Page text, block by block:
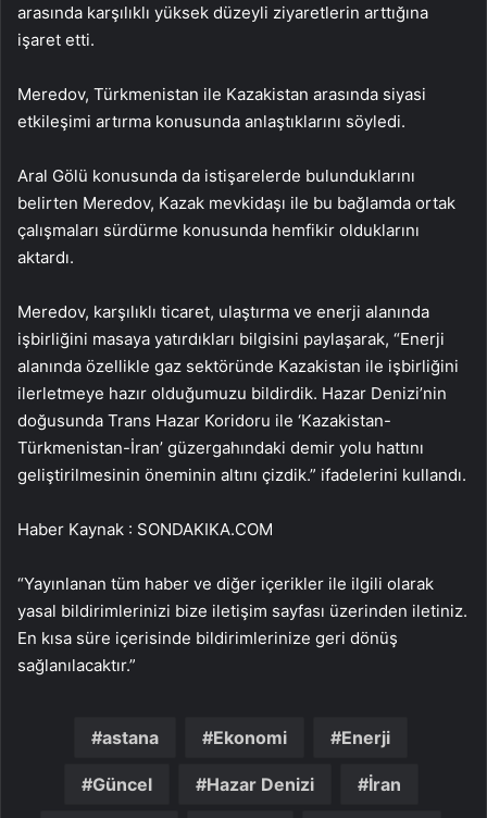
arasında karşılıklı yüksek düzeyli ziyaretlerin arttığına
işaret etti.
Meredov, Türkmenistan ile Kazakistan arasında siyasi
etkileşimi artırma konusunda anlaştıklarını söyledi.
Aral Gölü konusunda da istişarelerde bulunduklarını
belirten Meredov, Kazak mevkidaşı ile bu bağlamda ortak
çalışmaları sürdürme konusunda hemfikir olduklarını
aktardı.
Meredov, karşılıklı ticaret, ulaştırma ve enerji alanında
işbirliğini masaya yatırdıkları bilgisini paylaşarak, “Enerji
alanında özellikle gaz sektöründe Kazakistan ile işbirliğini
ilerletmeye hazır olduğumuzu bildirdik. Hazar Denizi’nin
doğusunda Trans Hazar Koridoru ile ‘Kazakistan-
Türkmenistan-İran’ güzergahındaki demir yolu hattını
geliştirilmesinin öneminin altını çizdik.” ifadelerini kullandı.
Haber Kaynak : SONDAKIKA.COM
“Yayınlanan tüm haber ve diğer içerikler ile ilgili olarak
yasal bildirimlerinizi bize iletişim sayfası üzerinden iletiniz.
En kısa süre içerisinde bildirimlerinize geri dönüş
sağlanılacaktır.”
astana Ekonomi Enerji
Güncel Hazar Denizi İran